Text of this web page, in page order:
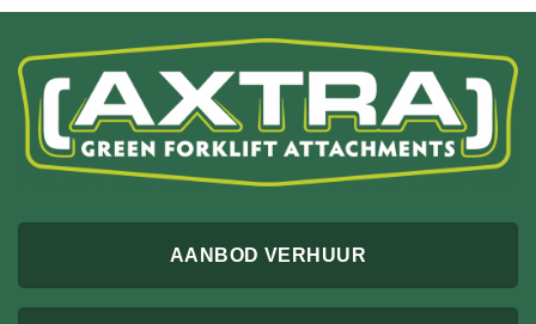
AANBOD VERHUUR